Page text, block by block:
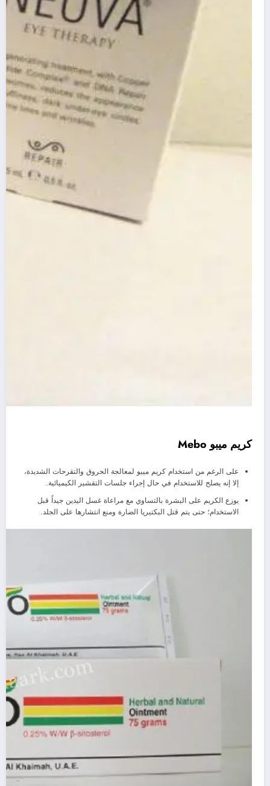
كريم ميبو Mebo
على الرغم من استخدام كريم ميبو لمعالجة الحروق والتقرحات الشديدة،
إلا إنه يصلح للاستخدام في حال إجراء جلسات التقشير الكيميائية.
يوزع الكريم على البشرة بالتساوي مع مراعاة غسل اليدين جيداً قبل
الاستخدام؛ حتى يتم قتل البكتيريا الضارة ومنع انتشارها على الجلد.